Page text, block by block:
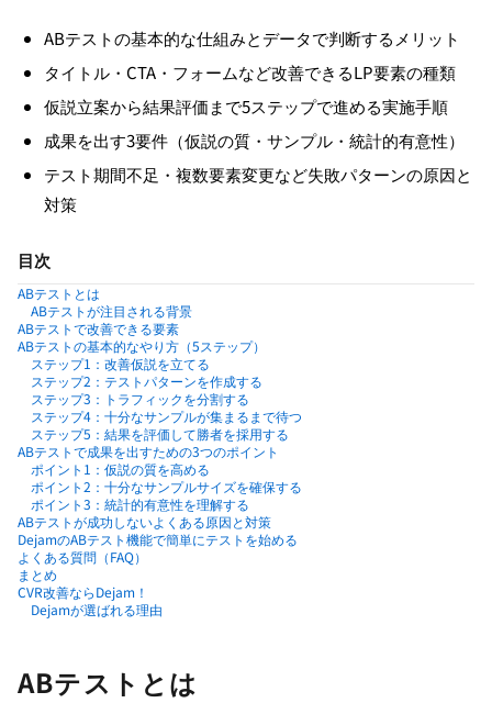
ABテストの基本的な仕組みとデータで判断するメリット
タイトル・CTA・フォームなど改善できるLP要素の種類
仮説立案から結果評価まで5ステップで進める実施手順
成果を出す3要件（仮説の質・サンプル・統計的有意性）
テスト期間不足・複数要素変更など失敗パターンの原因と
対策
目次
ABテストとは
ABテストが注目される背景
ABテストで改善できる要素
ABテストの基本的なやり方（5ステップ）
ステップ1：改善仮説を立てる
ステップ2：テストパターンを作成する
ステップ3：トラフィックを分割する
ステップ4：十分なサンプルが集まるまで待つ
ステップ5：結果を評価して勝者を採用する
ABテストで成果を出すための3つのポイント
ポイント1：仮説の質を高める
ポイント2：十分なサンプルサイズを確保する
ポイント3：統計的有意性を理解する
ABテストが成功しないよくある原因と対策
DejamのABテスト機能で簡単にテストを始める
よくある質問（FAQ）
まとめ
CVR改善ならDejam！
Dejamが選ばれる理由
ABテストとは